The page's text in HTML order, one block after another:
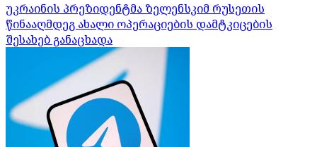
უკრაინის პრეზიდენტმა ზელენსკიმ რუსეთის
წინააღმდეგ ახალი ოპერაციების დამტკიცების
შესახებ განაცხადა